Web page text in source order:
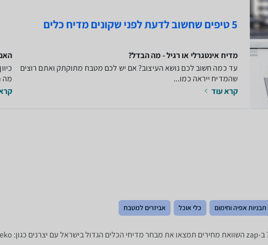
5 טיפים שחשוב לדעת לפני שקונים מדיח כלים
מדיח אינטגרלי או רגיל - מה הבדל?
עד כמה חשוב לכם נושא העיצוב? אם יש לכם מטבח מתוקתק ואתם רוצים
שהמדיח ייראה כמו...
קרא עוד
מה
תבניות אפיה וחימום כלי אוכל אביזרים למטבח